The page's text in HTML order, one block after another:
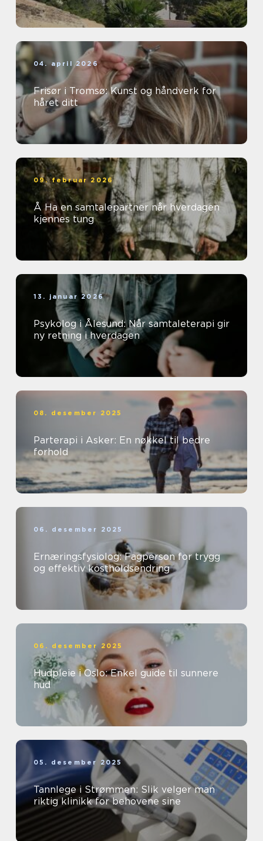
04. april 2026
Frisør i Tromsø: Kunst og håndverk for
håret ditt
09. februar 2026
Å Ha en samtalepartner når hverdagen
kjennes tung
13. januar 2026
Psykolog i Ålesund: Når samtaleterapi gir
ny retning i hverdagen
08. desember 2025
Parterapi i Asker: En nøkkel til bedre
forhold
06. desember 2025
Ernæringsfysiolog: Fagperson for trygg
og effektiv kostholdsendring
06. desember 2025
Hudpleie i Oslo: Enkel guide til sunnere
hud
05. desember 2025
Tannlege i Strømmen: Slik velger man
riktig klinikk for behovene sine